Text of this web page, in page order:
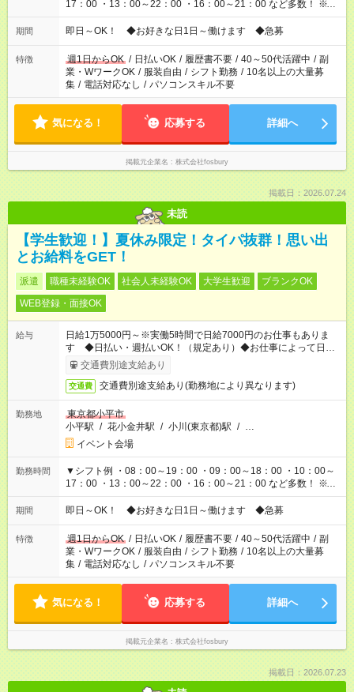
17：00 ・13：00～22：00 ・16：00～21：00 など多数！ ※お
仕事により勤務時間が異なります
期間 即日～OK！ ◆お好きな日1日～働けます ◆急募
特徴 週1日からOK / 日払いOK / 履歴書不要 / 40～50代活躍中 / 副
業・WワークOK / 服装自由 / シフト勤務 / 10名以上の大量募
集 / 電話対応なし / パソコンスキル不要
気になる！ 応募する 詳細へ
掲載元企業名 株式会社fosbury
掲載日：2026.07.24
未読
【学生歓迎！】夏休み限定！タイパ抜群！思い出
とお給料をGET！
派遣 職種未経験OK 社会人未経験OK 大学生歓迎
ブランクOK
WEB登録・面接OK
給与
日給1万5000円～※実働5時間で日給7000円のお仕事もありま
す ◆日払い・週払いOK！（規定あり）◆お仕事によって日給も
異なります
交通費別途支給あり
交通費 交通費別途支給あり(勤務地により異なります)
勤務地
東京都小平市
小平駅 / 花小金井駅 / 小川(東京都)駅 / …
イベント会場
勤務時間
▼シフト例 ・08：00～19：00 ・09：00～18：00 ・10：00～
17：00 ・13：00～22：00 ・16：00～21：00 など多数！ ※お
仕事により勤務時間が異なります
期間 即日～OK！ ◆お好きな日1日～働けます ◆急募
特徴 週1日からOK / 日払いOK / 履歴書不要 / 40～50代活躍中 / 副
業・WワークOK / 服装自由 / シフト勤務 / 10名以上の大量募
集 / 電話対応なし / パソコンスキル不要
気になる！ 応募する 詳細へ
掲載元企業名 株式会社fosbury
掲載日：2026.07.23